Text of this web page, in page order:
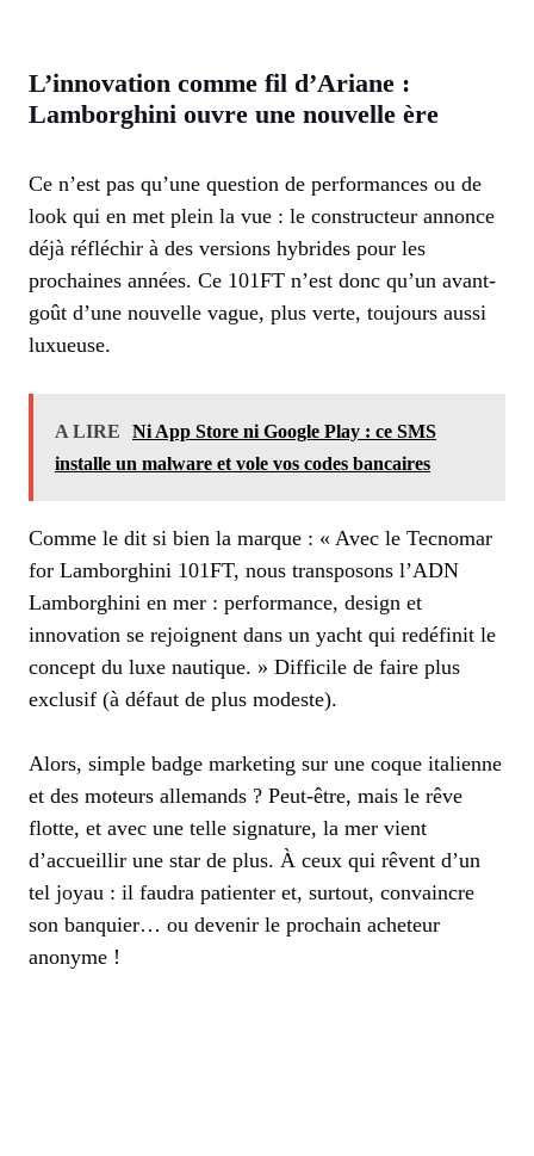
L’innovation comme fil d’Ariane :
Lamborghini ouvre une nouvelle ère
Ce n’est pas qu’une question de performances ou de
look qui en met plein la vue : le constructeur annonce
déjà réfléchir à des versions hybrides pour les
prochaines années. Ce 101FT n’est donc qu’un avant-
goût d’une nouvelle vague, plus verte, toujours aussi
luxueuse.
A LIRE
Ni App Store ni Google Play : ce SMS
installe un malware et vole vos codes bancaires
Comme le dit si bien la marque : « Avec le Tecnomar
for Lamborghini 101FT, nous transposons l’ADN
Lamborghini en mer : performance, design et
innovation se rejoignent dans un yacht qui redéfinit le
concept du luxe nautique. » Difficile de faire plus
exclusif (à défaut de plus modeste).
Alors, simple badge marketing sur une coque italienne
et des moteurs allemands ? Peut-être, mais le rêve
flotte, et avec une telle signature, la mer vient
d’accueillir une star de plus. À ceux qui rêvent d’un
tel joyau : il faudra patienter et, surtout, convaincre
son banquier… ou devenir le prochain acheteur
anonyme !